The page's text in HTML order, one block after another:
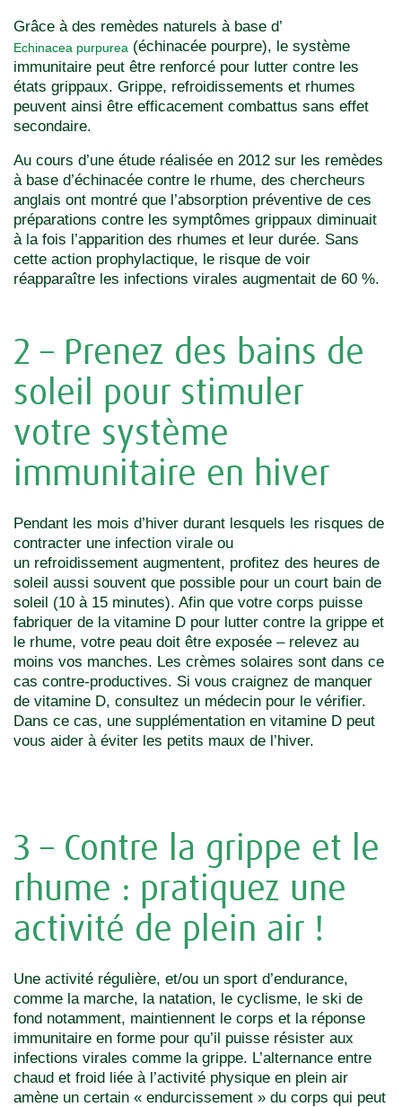
Grâce à des remèdes naturels à base d’
Echinacea purpurea (échinacée pourpre), le système
immunitaire peut être renforcé pour lutter contre les
états grippaux. Grippe, refroidissements et rhumes
peuvent ainsi être efficacement combattus sans effet
secondaire.
Au cours d’une étude réalisée en 2012 sur les remèdes
à base d’échinacée contre le rhume, des chercheurs
anglais ont montré que l’absorption préventive de ces
préparations contre les symptômes grippaux diminuait
à la fois l’apparition des rhumes et leur durée. Sans
cette action prophylactique, le risque de voir
réapparaître les infections virales augmentait de 60 %.
2 – Prenez des bains de
soleil pour stimuler
votre système
immunitaire en hiver
Pendant les mois d’hiver durant lesquels les risques de
contracter une infection virale ou
un refroidissement augmentent, profitez des heures de
soleil aussi souvent que possible pour un court bain de
soleil (10 à 15 minutes). Afin que votre corps puisse
fabriquer de la vitamine D pour lutter contre la grippe et
le rhume, votre peau doit être exposée – relevez au
moins vos manches. Les crèmes solaires sont dans ce
cas contre-productives. Si vous craignez de manquer
de vitamine D, consultez un médecin pour le vérifier.
Dans ce cas, une supplémentation en vitamine D peut
vous aider à éviter les petits maux de l’hiver.
3 – Contre la grippe et le
rhume : pratiquez une
activité de plein air !
Une activité régulière, et/ou un sport d’endurance,
comme la marche, la natation, le cyclisme, le ski de
fond notamment, maintiennent le corps et la réponse
immunitaire en forme pour qu’il puisse résister aux
infections virales comme la grippe. L’alternance entre
chaud et froid liée à l’activité physique en plein air
amène un certain « endurcissement » du corps qui peut